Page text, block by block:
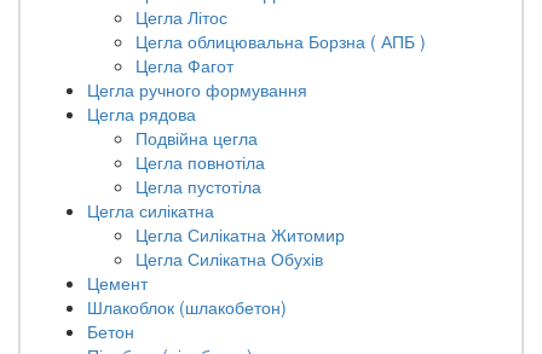
Цегла Літос
Цегла облицювальна Борзна ( АПБ )
Цегла Фагот
Цегла ручного формування
Цегла рядова
Подвійна цегла
Цегла повнотіла
Цегла пустотіла
Цегла силікатна
Цегла Силікатна Житомир
Цегла Силікатна Обухів
Цемент
Шлакоблок (шлакобетон)
Бетон